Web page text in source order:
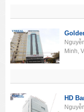
Minh,
HD